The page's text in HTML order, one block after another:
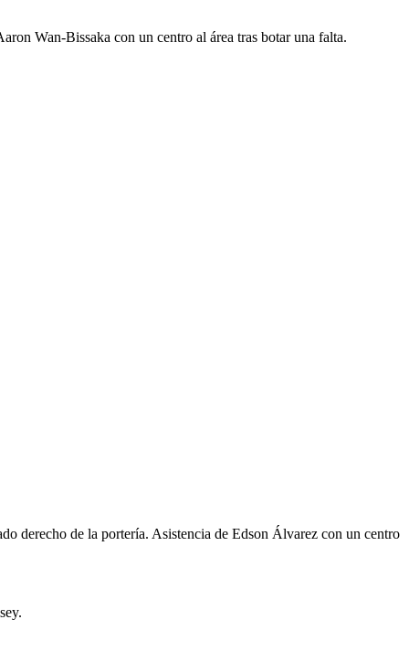
Wan-Bissaka con un centro al área tras botar una falta.
derecho de la portería. Asistencia de Edson Álvarez con un centro